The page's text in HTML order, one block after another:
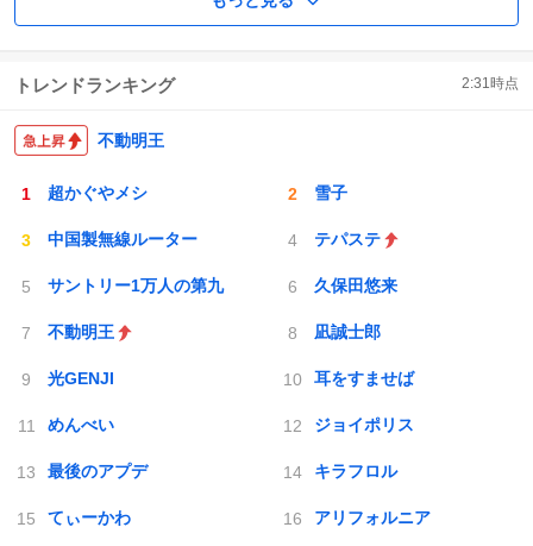
トレンドランキング 2:31時点
不動明王
超かぐやメシ 雪子
中国製無線ルーター テパステ
サントリー1万人の第九 久保田悠来
不動明王 凪誠士郎
光GENJI 耳をすませば
めんべい ジョイポリス
最後のアプデ キラフロル
てぃーかわ アリフォルニア